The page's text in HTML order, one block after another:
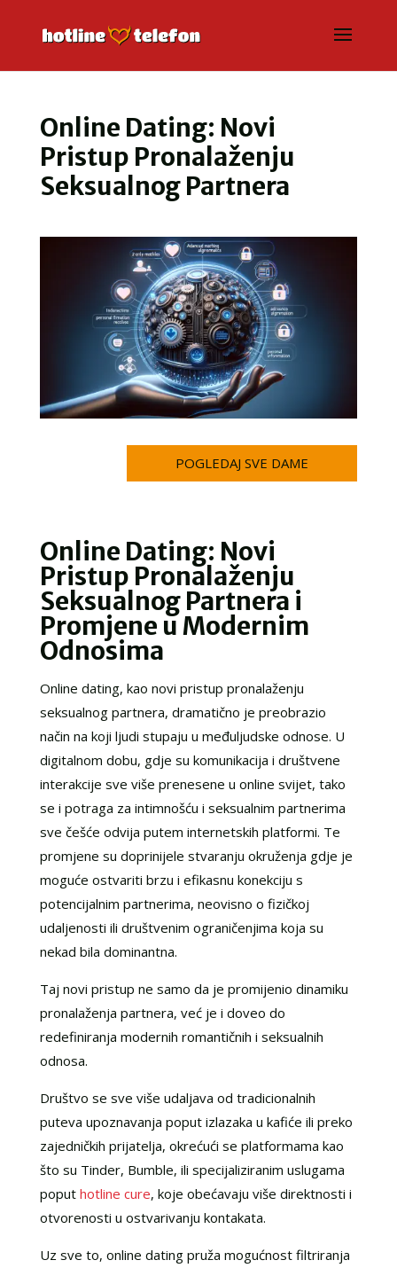
Online Dating: Novi
Pristup Pronalaženju
Seksualnog Partnera
POGLEDAJ SVE DAME
Online Dating: Novi
Pristup Pronalaženju
Seksualnog Partnera i
Promjene u Modernim
Odnosima
Online dating, kao novi pristup pronalaženju
seksualnog partnera, dramatično je preobrazio
način na koji ljudi stupaju u međuljudske odnose. U
digitalnom dobu, gdje su komunikacija i društvene
interakcije sve više prenesene u online svijet, tako
se i potraga za intimnošću i seksualnim partnerima
sve češće odvija putem internetskih platformi. Te
promjene su doprinijele stvaranju okruženja gdje je
moguće ostvariti brzu i efikasnu konekciju s
potencijalnim partnerima, neovisno o fizičkoj
udaljenosti ili društvenim ograničenjima koja su
nekad bila dominantna.
Taj novi pristup ne samo da je promijenio dinamiku
pronalaženja partnera, već je i doveo do
redefiniranja modernih romantičnih i seksualnih
odnosa.
Društvo se sve više udaljava od tradicionalnih
puteva upoznavanja poput izlazaka u kafiće ili preko
zajedničkih prijatelja, okrećući se platformama kao
što su Tinder, Bumble, ili specijaliziranim uslugama
poput hotline cure, koje obećavaju više direktnosti i
otvorenosti u ostvarivanju kontakata.
Uz sve to, online dating pruža mogućnost filtriranja